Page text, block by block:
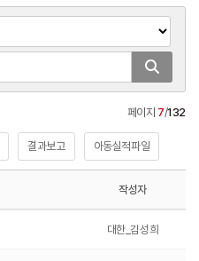
페이지 7/132
결과보고 아동실적파일
작성자
대한_김성희